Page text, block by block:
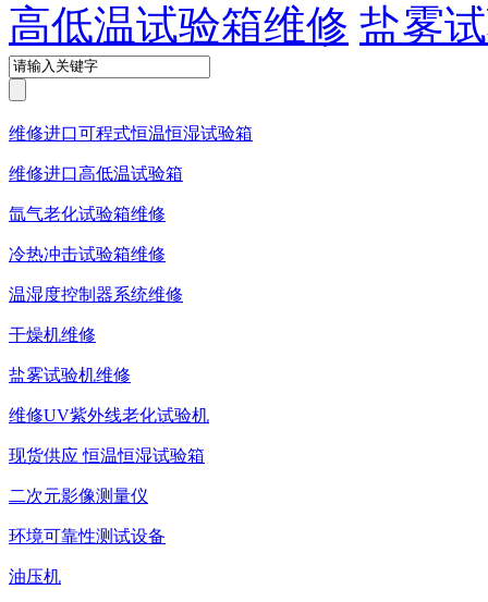
高低温试验箱维修 盐雾
维修进口可程式恒温恒湿试验箱
维修进口高低温试验箱
氙气老化试验箱维修
冷热冲击试验箱维修
温湿度控制器系统维修
干燥机维修
盐雾试验机维修
维修UV紫外线老化试验机
现货供应 恒温恒湿试验箱
二次元影像测量仪
环境可靠性测试设备
油压机